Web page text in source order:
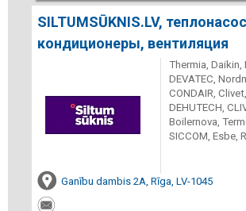
SILTUMSŪKNIS.LV,
кондиционеры, вентиляция
Thermia,
DEVATEC,
CONDAIR,
DEHUTECH,
Boilernova,
SICCOM, Esbe,
Ganību dambis 2A, Rīga, LV-1045